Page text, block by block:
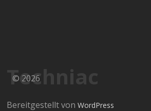
Techniac
© 2026
Bereitgestellt vonWordPress